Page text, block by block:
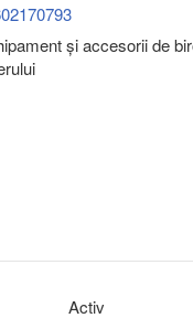
şi accesorii de
Activ